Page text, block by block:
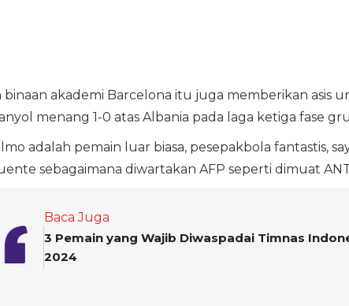
binaan akademi Barcelona itu juga memberikan asis
menang 1-0 atas Albania pada laga ketiga fase
adalah pemain luar biasa, pesepakbola fantastis,
sebagaimana diwartakan AFP seperti dimuat
Baca Juga
3 Pemain yang Wajib Diwaspadai Timnas
2024